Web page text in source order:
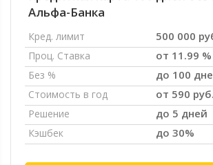
Альфа-Банка
Кред. лимит 500 000
Проц. Ставка от 11.99 %
Без % до 100
Стоимость в год от 590 руб.
Решение до 5 дней
Кэшбек до 30%